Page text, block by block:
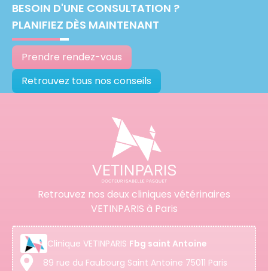
BESOIN D'UNE CONSULTATION ?
PLANIFIEZ DÈS MAINTENANT
Prendre rendez-vous
Retrouvez tous nos conseils
Retrouvez nos deux cliniques vétérinaires
VETINPARIS à Paris
Clinique VETINPARIS Fbg saint Antoine
89 rue du Faubourg Saint Antoine 75011 Paris